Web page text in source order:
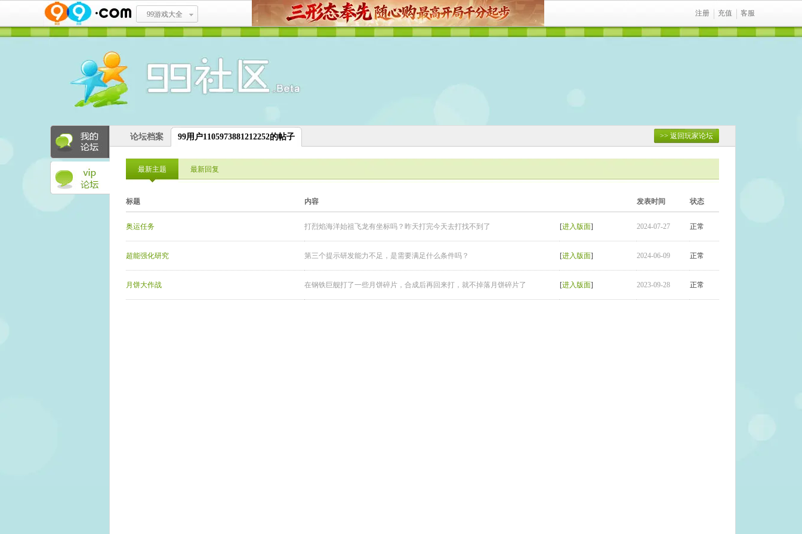
99游戏大全 注册 充值 客服
论坛档案 99用户1105973881212252的帖子 >> 返回玩家论坛
最新主题 最新回复
标题 内容 发表时间 状态
奥运任务 打烈焰海洋始祖飞龙有坐标吗？昨天打完今天去打找不到了 [进入版面] 2024-07-27 正常
超能强化研究 第三个提示研发能力不足，是需要满足什么条件吗？ [进入版面] 2024-06-09 正常
月饼大作战 在钢铁巨舰打了一些月饼碎片，合成后再回来打，就不掉落月饼碎片了 [进入版面] 2023-09-28 正常